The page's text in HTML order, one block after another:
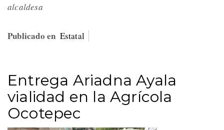
alcaldesa
Publicado en Estatal
Entrega Ariadna Ayala
vialidad en la Agrícola
Ocotepec